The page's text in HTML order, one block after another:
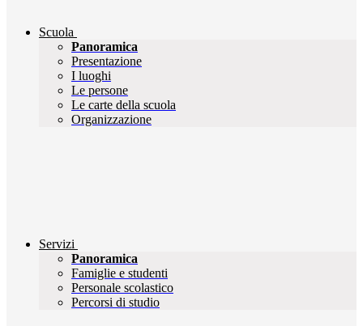
Scuola
Panoramica
Presentazione
I luoghi
Le persone
Le carte della scuola
Organizzazione
Servizi
Panoramica
Famiglie e studenti
Personale scolastico
Percorsi di studio